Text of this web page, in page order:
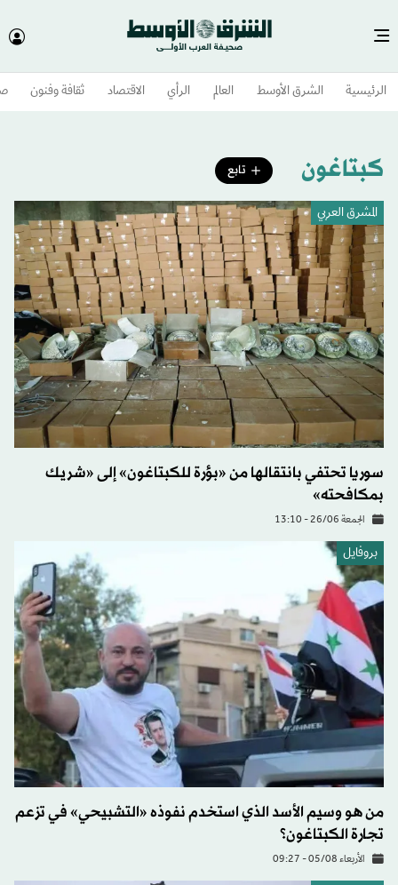
الرئيسية الشرق الأوسط​ العالم الرأي الاقتصاد ثقافة وفنون
كبتاغون تابع
المشرق العربي
سوريا تحتفي بانتقالها من «بؤرة للكبتاغون» إلى «شريك
بمكافحته»
الجمعة 26/06 - 13:10
بروفايل
من هو وسيم الأسد الذي استخدم نفوذه «التشبيحي» في تزعم
تجارة الكبتاغون؟
الأربعاء 05/08 - 09:27